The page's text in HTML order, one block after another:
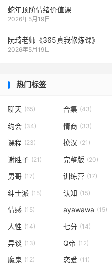
蛇年顶阶情绪价值课
2026年5月19日
阮琦老师《365真我修炼课》
2026年5月19日
热门标签
聊天 (65) 合集 (43)
约会 (34) 情商 (33)
课程 (23) 撩汉 (21)
谢胜子 (21) 完整版 (20)
男哥 (17) 训练营 (17)
绅士派 (15) 认知 (15)
情感 (15) ayawawa (15)
人性 (14) 七分 (14)
异谈 (13) Q帝 (12)
魔鬼 (12) 恋爱 (11)